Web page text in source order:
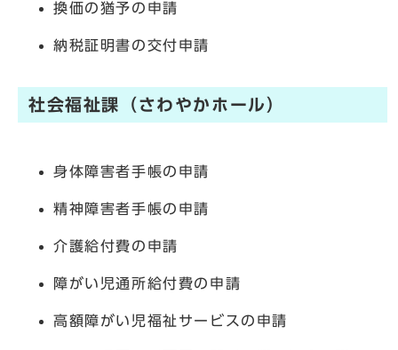
換価の猶予の申請
納税証明書の交付申請
社会福祉課（さわやかホール）
身体障害者手帳の申請
精神障害者手帳の申請
介護給付費の申請
障がい児通所給付費の申請
高額障がい児福祉サービスの申請